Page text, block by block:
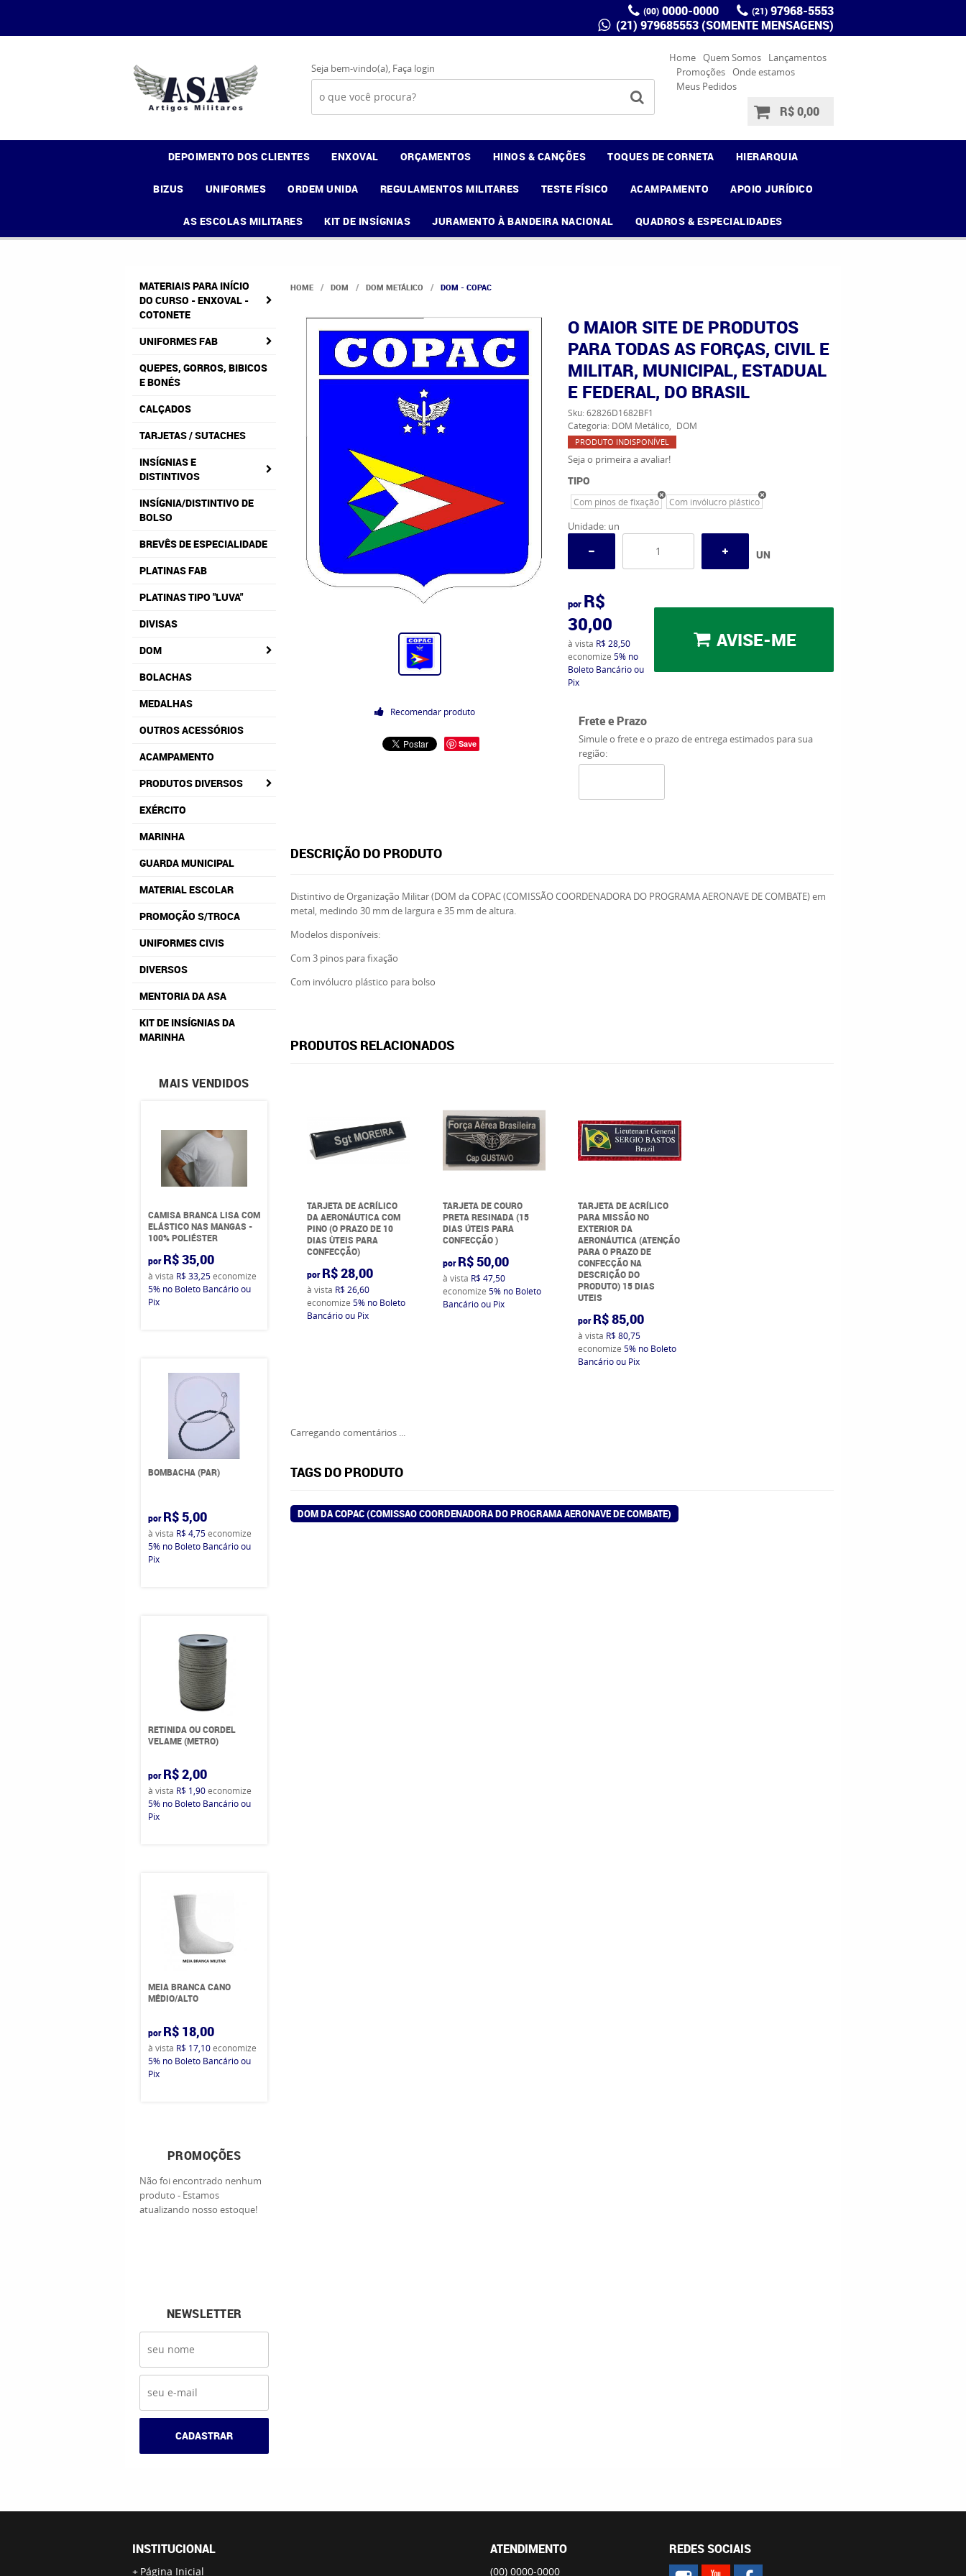
(00) 0000-0000 (21) 97968-5553
(21) 979685553 (SOMENTE MENSAGENS)
Seja bem-vindo(a), Faça login
Home Quem Somos
Lançamentos
Promoções Onde estamos
Meus Pedidos
R$ 0,00
DEPOIMENTO DOS CLIENTES ENXOVAL ORÇAMENTOS HINOS & CANÇÕES TOQUES DE CORNETA HIERARQUIA
BIZUS UNIFORMES ORDEM UNIDA REGULAMENTOS MILITARES TESTE FÍSICO ACAMPAMENTO APOIO JURÍDICO
AS ESCOLAS MILITARES KIT DE INSÍGNIAS JURAMENTO À BANDEIRA NACIONAL QUADROS & ESPECIALIDADES
MATERIAIS PARA INÍCIO
DO CURSO - ENXOVAL -
COTONETE
UNIFORMES FAB
QUEPES, GORROS, BIBICOS
E BONÉS
CALÇADOS
TARJETAS / SUTACHES
INSÍGNIAS E
DISTINTIVOS
INSÍGNIA/DISTINTIVO DE
BOLSO
BREVÊS DE ESPECIALIDADE
PLATINAS FAB
PLATINAS TIPO "LUVA"
DIVISAS
DOM
BOLACHAS
MEDALHAS
OUTROS ACESSÓRIOS
ACAMPAMENTO
PRODUTOS DIVERSOS
EXÉRCITO
MARINHA
GUARDA MUNICIPAL
MATERIAL ESCOLAR
PROMOÇÃO S/TROCA
UNIFORMES CIVIS
DIVERSOS
MENTORIA DA ASA
KIT DE INSÍGNIAS DA
MARINHA
MAIS VENDIDOS
CAMISA BRANCA LISA COM
ELÁSTICO NAS MANGAS -
100% POLIÉSTER
por R$ 35,00
à vista R$ 33,25economize
5% no Boleto Bancário ou
Pix
BOMBACHA (PAR)
por R$ 5,00
à vista R$ 4,75economize
5% no Boleto Bancário ou
Pix
RETINIDA OU CORDEL
VELAME (METRO)
por R$ 2,00
à vista R$ 1,90economize
5% no Boleto Bancário ou
Pix
MEIA BRANCA CANO
MÉDIO/ALTO
por R$ 18,00
à vista R$ 17,10economize
5% no Boleto Bancário ou
Pix
PROMOÇÕES
Não foi encontrado nenhum
produto - Estamos
atualizando nosso estoque!
NEWSLETTER
CADASTRAR
HOME DOM DOM METÁLICO DOM - COPAC
Recomendar produto
Save
O MAIOR SITE DE PRODUTOS
PARA TODAS AS FORÇAS, CIVIL E
MILITAR, MUNICIPAL, ESTADUAL
E FEDERAL, DO BRASIL
Sku:62826D1682BF1
Categoria: DOM Metálico DOM
PRODUTO INDISPONÍVEL
Seja o primeira a avaliar!
TIPO
Com pinos de fixação Com invólucro plástico
Unidade: un
UN
por R$
30,00
à vista R$ 28,50
economize 5% no
Boleto Bancário ou
Pix
AVISE-ME
Frete e Prazo
Simule o frete e o prazo de entrega estimados para sua
região:
DESCRIÇÃO DO PRODUTO
Distintivo de Organização Militar (DOM da COPAC (COMISSÃO COORDENADORA DO PROGRAMA AERONAVE DE COMBATE) em
metal, medindo 30 mm de largura e 35 mm de altura.
Modelos disponíveis:
Com 3 pinos para fixação
Com invólucro plástico para bolso
PRODUTOS RELACIONADOS
TARJETA DE ACRÍLICO
DA AERONÁUTICA COM
PINO (O PRAZO DE 10
DIAS ÙTEIS PARA
CONFECÇÃO)
por R$ 28,00
à vista R$ 26,60
economize 5% no Boleto
Bancário ou Pix
TARJETA DE COURO
PRETA RESINADA (15
DIAS ÚTEIS PARA
CONFECÇÃO )
por R$ 50,00
à vista R$ 47,50
economize 5% no Boleto
Bancário ou Pix
TARJETA DE ACRÍLICO
PARA MISSÃO NO
EXTERIOR DA
AERONÁUTICA (ATENÇÃO
PARA O PRAZO DE
CONFECÇÃO NA
DESCRIÇÃO DO
PRODUTO) 15 DIAS
UTEIS
por R$ 85,00
à vista R$ 80,75
economize5% no Boleto
Bancário ou Pix
Carregando comentários ...
TAGS DO PRODUTO
DOM DA COPAC (COMISSAO COORDENADORA DO PROGRAMA AERONAVE DE COMBATE)
INSTITUCIONAL
Página Inicial
ATENDIMENTO
(00) 0000-0000
REDES SOCIAIS